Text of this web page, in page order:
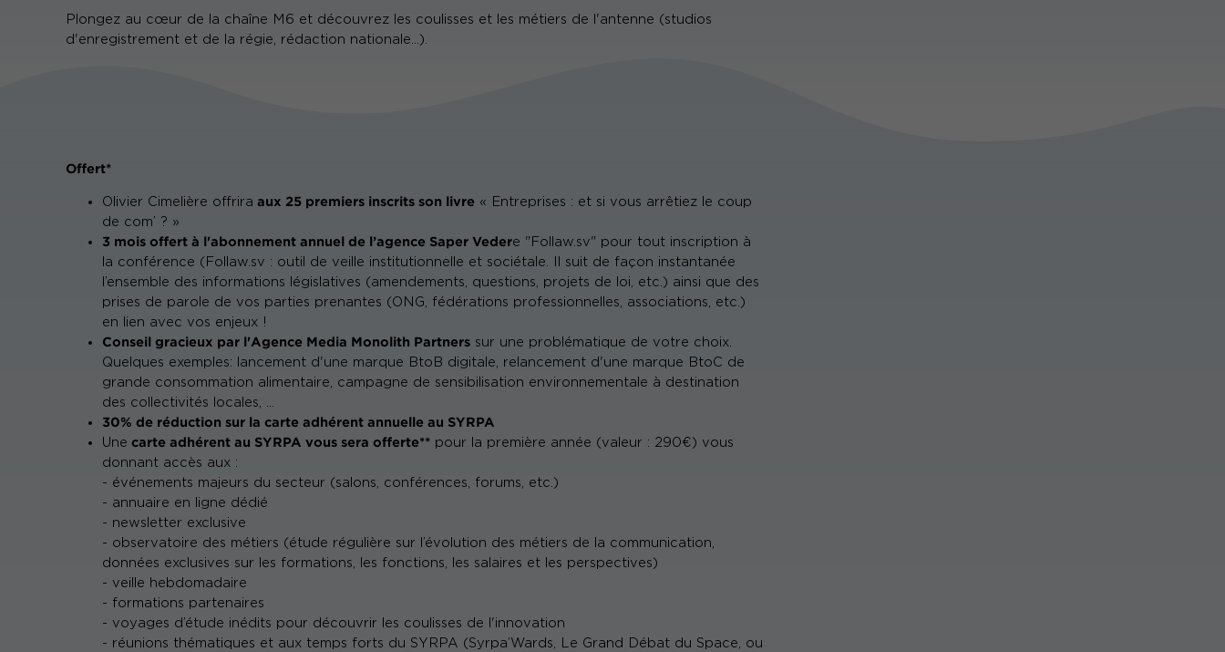
Plongez au cœur de la chaîne M6 et découvrez les coulisses et les métiers de l'antenne (studios
d'enregistrement et de la régie, rédaction nationale...).
Offert*
Olivier Cimelière offrira aux 25 premiers inscrits son livre « Entreprises : et si vous arrêtiez le coup
de com’ ? »
3 mois offert à l'abonnement annuel de l’agence Saper Vedere "Follaw.sv" pour tout inscription à
la conférence (Follaw.sv : outil de veille institutionnelle et sociétale. Il suit de façon instantanée
l’ensemble des informations législatives (amendements, questions, projets de loi, etc.) ainsi que des
prises de parole de vos parties prenantes (ONG, fédérations professionnelles, associations, etc.)
en lien avec vos enjeux !
Conseil gracieux par l'Agence Media Monolith Partners sur une problématique de votre choix.
Quelques exemples: lancement d'une marque BtoB digitale, relancement d'une marque BtoC de
grande consommation alimentaire, campagne de sensibilisation environnementale à destination
des collectivités locales, ...
30% de réduction sur la carte adhérent annuelle au SYRPA
Une carte adhérent au SYRPA vous sera offerte** pour la première année (valeur : 290€) vous
donnant accès aux :
- événements majeurs du secteur (salons, conférences, forums, etc.)
- annuaire en ligne dédié
- newsletter exclusive
- observatoire des métiers (étude régulière sur l’évolution des métiers de la communication,
données exclusives sur les formations, les fonctions, les salaires et les perspectives)
- veille hebdomadaire
- formations partenaires
- voyages d’étude inédits pour découvrir les coulisses de l'innovation
- réunions thématiques et aux temps forts du SYRPA (Syrpa’Wards, Le Grand Débat du Space, ou